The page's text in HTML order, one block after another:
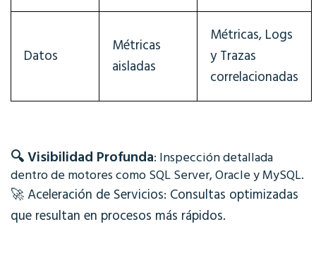
Datos
Métricas
aisladas
Métricas, Logs
y Trazas
correlacionadas
🔍Visibilidad Profunda: Inspección detallada
dentro de motores como SQL Server, Oracle y MySQL.
🚀Aceleración de Servicios: Consultas optimizadas
que resultan en procesos más rápidos.